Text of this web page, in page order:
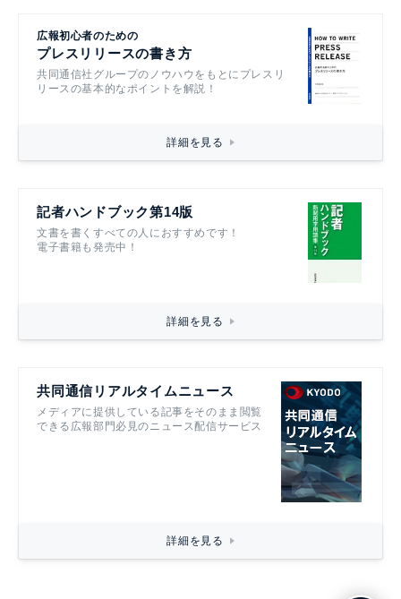
広報初心者のための
プレスリリースの書き方
共同通信社グループのノウハウをもとにプレスリ
リースの基本的なポイントを解説！
詳細を見る
記者ハンドブック第14版
文書を書くすべての人におすすめです！
電子書籍も発売中！
詳細を見る
共同通信リアルタイムニュース
メディアに提供している記事をそのまま閲覧
できる広報部門必見のニュース配信サービス
詳細を見る